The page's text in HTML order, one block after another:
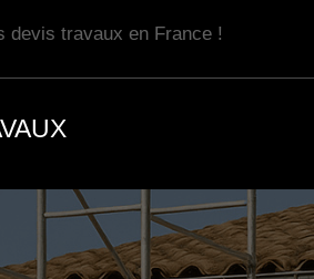
devis travaux en France !